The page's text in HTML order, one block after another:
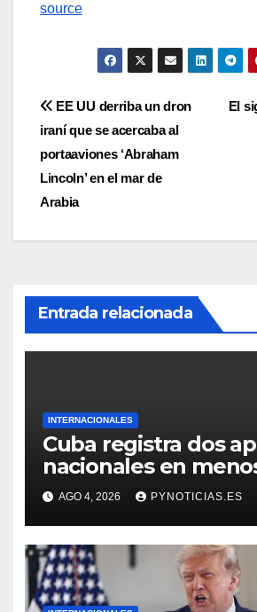
source
Navegación
de
entradas
El
EE UU derriba un dron
iraní que se acercaba al
portaaviones ‘Abraham
Lincoln’ en el mar de
Arabia
Entrada relacionada
INTERNACIONALES
Cuba registra dos
nacionales en
horas
AGO 4, 2026 PYNOTICIAS.ES